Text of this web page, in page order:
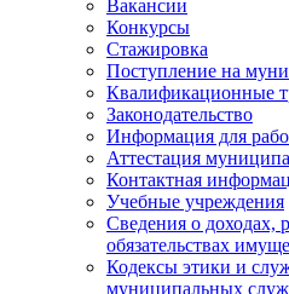
Вакансии
Конкурсы
Стажировка
Поступление на
Квалификационные
Законодательство
Информация для
Аттестация
Контактная
Учебные учреждения
Сведения о доходах,
обязательствах
Кодексы этики и
муниципальных